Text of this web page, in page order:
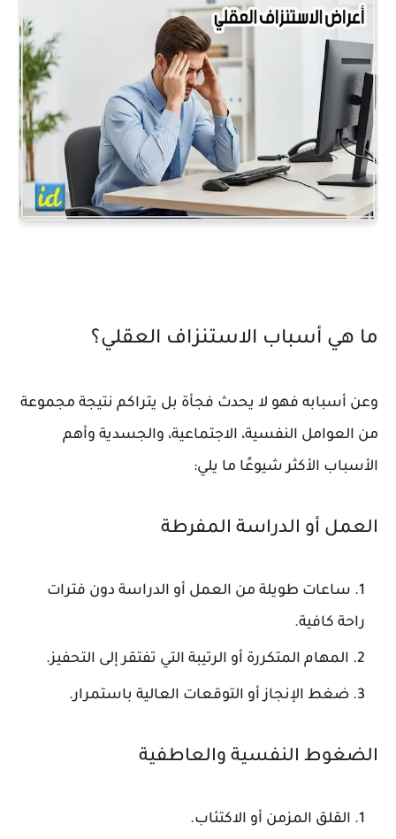
ما هي أسباب الاستنزاف العقلي؟
وعن أسبابه فهو لا يحدث فجأة بل يتراكم نتيجة مجموعة
من العوامل النفسية، الاجتماعية، والجسدية وأهم
الأسباب الأكثر شيوعًا ما يلي:
العمل أو الدراسة المفرطة
ساعات طويلة من العمل أو الدراسة دون فترات
راحة كافية.
المهام المتكررة أو الرتيبة التي تفتقر إلى التحفيز.
ضغط الإنجاز أو التوقعات العالية باستمرار.
الضغوط النفسية والعاطفية
القلق المزمن أو الاكتئاب.